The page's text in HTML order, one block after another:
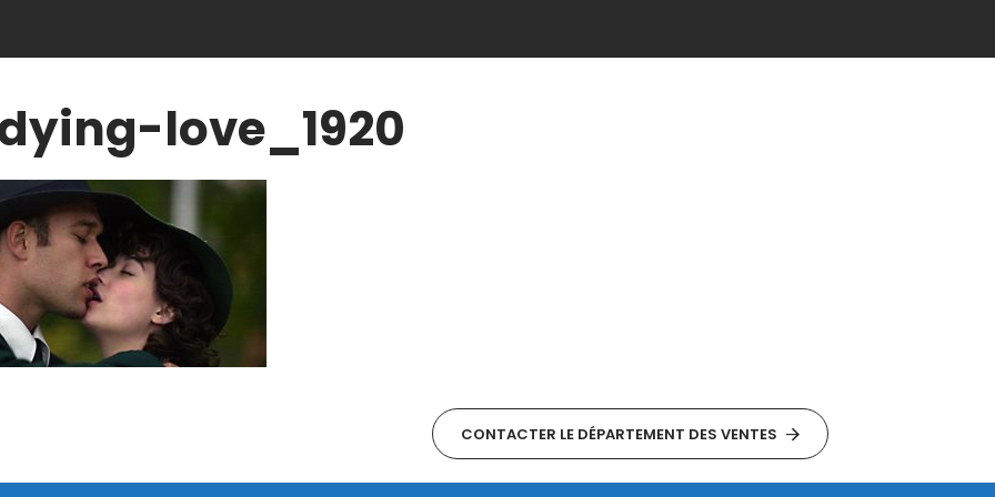
love_1920
CONTACTER LE DÉPARTEMENT DES VENTES